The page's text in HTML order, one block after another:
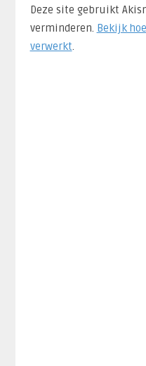
Deze site gebruikt
verminderen. Bekijk
verwerkt.